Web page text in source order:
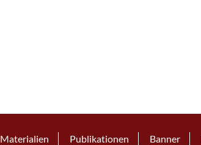
Materialien Publikationen Banner